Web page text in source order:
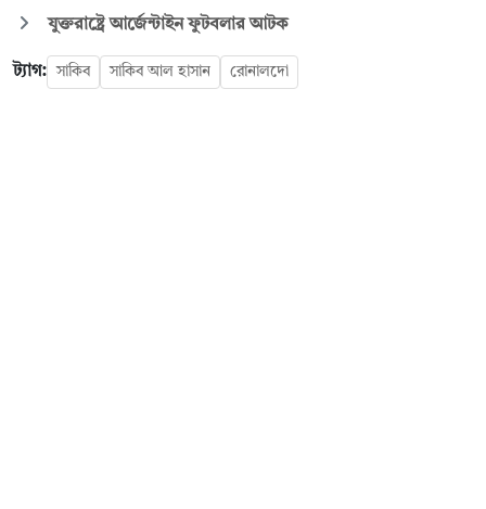
যুক্তরাষ্ট্রে আর্জেন্টাইন ফুটবলার আটক
ট্যাগ: সাকিব সাকিব আল হাসান রোনালদো